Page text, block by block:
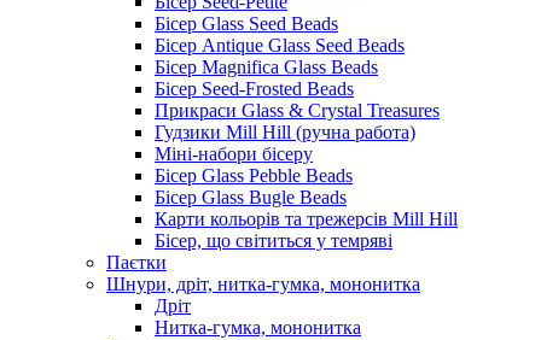
Бісер Glass Seed Beads
Бісер Antique Glass Seed Beads
Бісер Magnifica Glass Beads
Бісер Seed-Frosted Beads
Прикраси Glass & Crystal Treasures
Гудзики Mill Hill (ручна работа)
Міні-набори бісеру
Бісер Glass Pebble Beads
Бісер Glass Bugle Beads
Карти кольорів та трежерсів Mill Hill
Бісер, що світиться у темряві
Паєтки
Шнури, дріт, нитка-гумка, мононитка
Дріт
Нитка-гумка, мононитка